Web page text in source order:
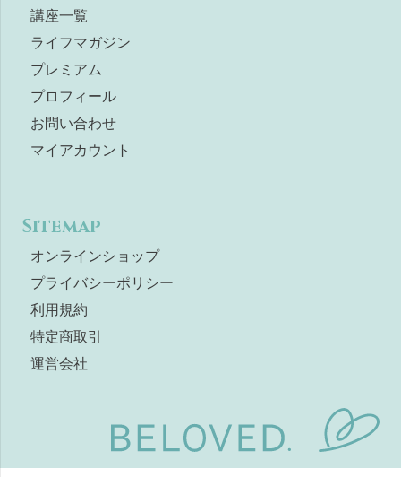
講座一覧
ライフマガジン
プレミアム
プロフィール
お問い合わせ
マイアカウント
Sitemap
オンラインショップ
プライバシーポリシー
利用規約
特定商取引
運営会社